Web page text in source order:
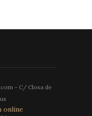
- C/ Closa de
online